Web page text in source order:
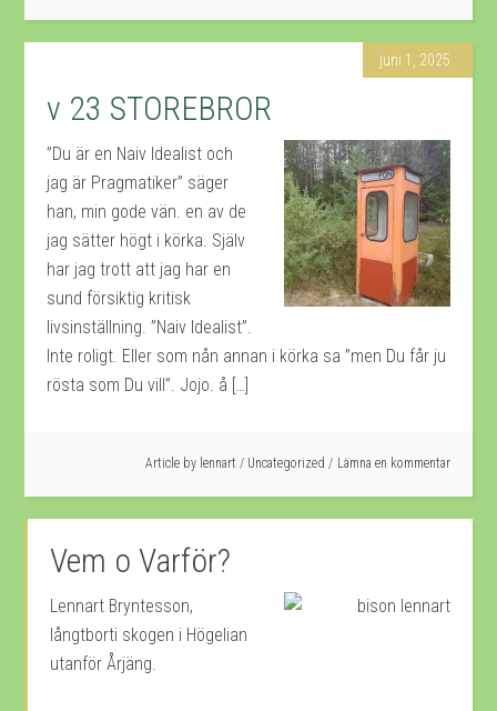
juni 1, 2025
v 23 STOREBROR
”Du är en Naiv Idealist och
jag är Pragmatiker” säger
han, min gode vän. en av de
jag sätter högt i körka. Själv
har jag trott att jag har en
sund försiktig kritisk
livsinställning. ”Naiv Idealist”.
Inte roligt. Eller som nån annan i körka sa ”men Du får ju
rösta som Du vill”. Jojo. å […]
Article by lennart / Uncategorized Lämna en kommentar
Vem o Varför?
Lennart Bryntesson,
långtborti skogen i Högelian
utanför Årjäng.